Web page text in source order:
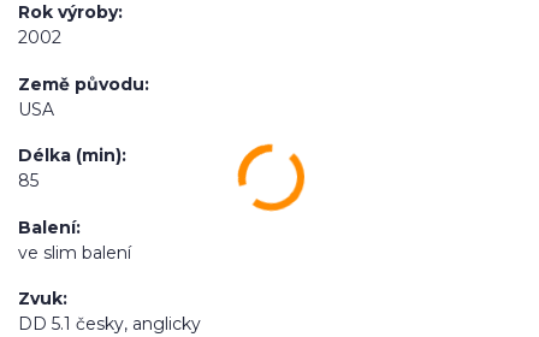
Rok výroby
2002
Země původu
USA
Délka (min)
85
Balení
ve slim balení
Zvuk
DD 5.1 česky, anglicky